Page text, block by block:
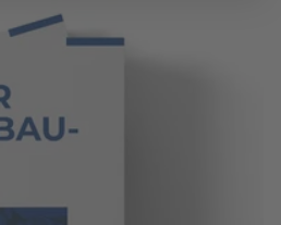
FERTIGHAUS-GARTEN
Fertighaus-Garten schaffen